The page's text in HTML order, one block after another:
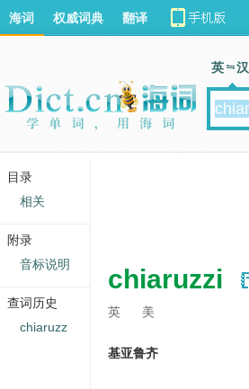
chiaruzzi
英 美
基亚鲁齐
海词 权威词典 翻译
英 汉
目录
相关
附录
音标说明
查词历史
chiaruzz